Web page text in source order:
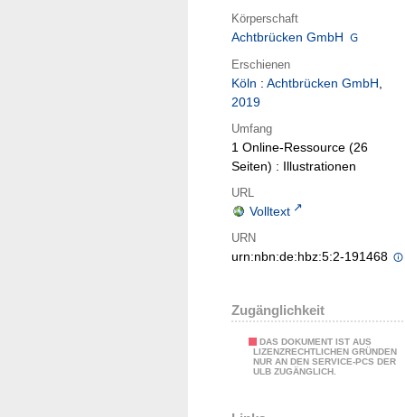
Körperschaft
Achtbrücken GmbH
Erschienen
Köln : Achtbrücken GmbH,
2019
Umfang
1 Online-Ressource (26
Seiten) : Illustrationen
URL
Volltext
URN
urn:nbn:de:hbz:5:2-191468
Zugänglichkeit
DAS DOKUMENT IST AUS
LIZENZRECHTLICHEN GRÜNDEN
NUR AN DEN SERVICE-PCS DER
ULB ZUGÄNGLICH.